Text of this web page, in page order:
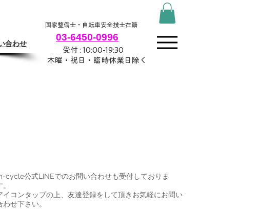
合わせ
国家整備士・自転車安全技士在籍
03-6450-0996
​ 受付 : 10:00-19:30
木曜・祝日・臨時休業日 除く
cycle公式LINEでのお問い合わせも受付しておりま
イコンタップの上、友達登録をして頂きお気軽にお問い
わせ下さい。